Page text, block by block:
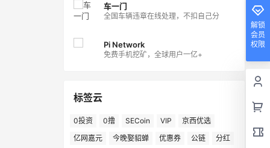
车一门
全国车辆违章在线处理，不扣自己分
Pi Network
免费手机挖矿，全球用户一亿+
标签云
0投资 0撸 SECoin VIP
京西优选
亿网嘉元
今晚娶貂蝉 优惠券 公链 分红
解锁
会员
权限